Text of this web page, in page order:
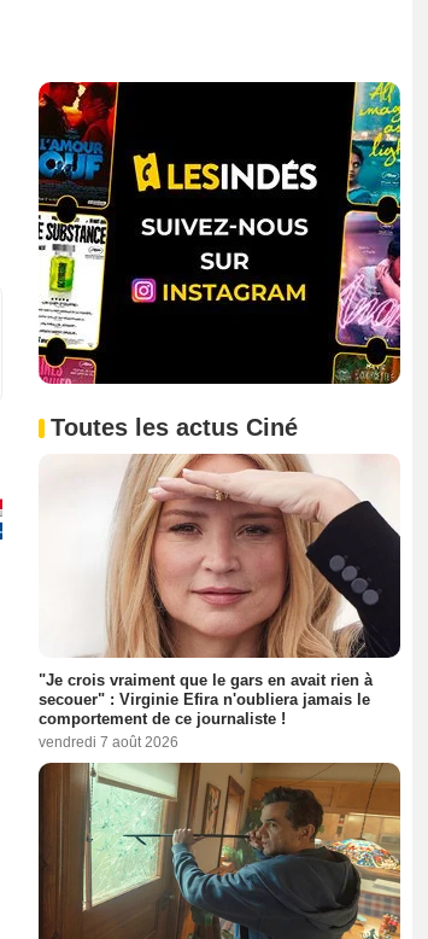
Toutes les actus Ciné
"Je crois vraiment que le gars en avait rien à
secouer" : Virginie Efira n'oubliera jamais le
comportement de ce journaliste !
vendredi 7 août 2026